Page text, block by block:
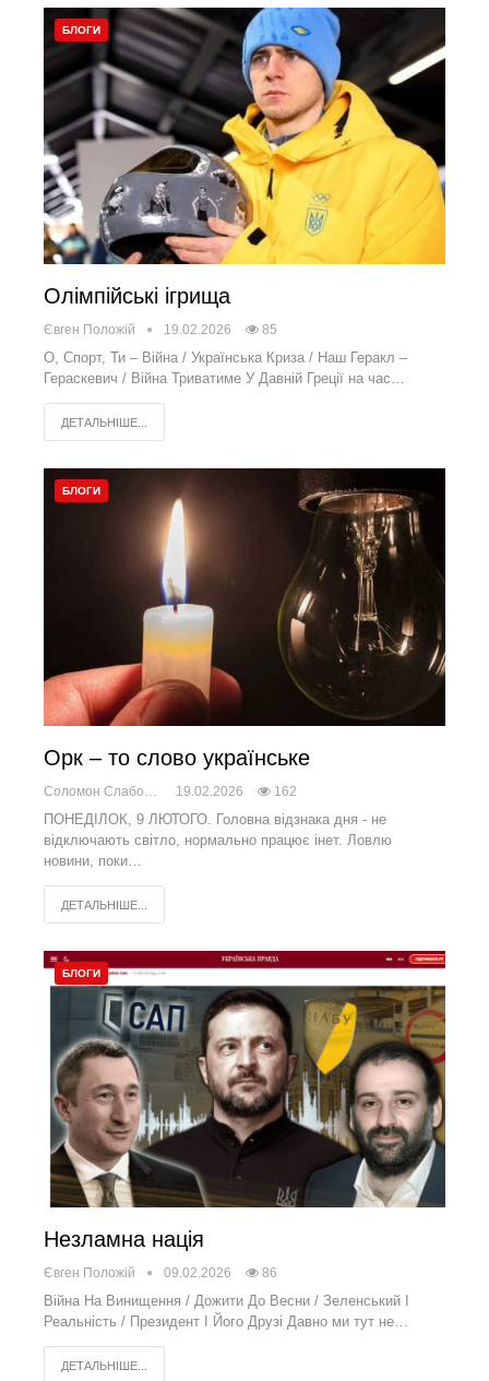
БЛОГИ
Олімпійські ігрища
Євген Положій 19.02.2026 85
О, Спорт, Ти – Війна / Українська Криза / Наш Геракл –
Гераскевич / Війна Триватиме У Давній Греції на час…
ДЕТАЛЬНІШЕ...
БЛОГИ
Орк – то слово українське
Соломон Слабоженський 19.02.2026 162
ПОНЕДІЛОК, 9 ЛЮТОГО. Головна відзнака дня - не
відключають світло, нормально працює інет. Ловлю
новини, поки…
ДЕТАЛЬНІШЕ...
БЛОГИ
Незламна нація
Євген Положій 09.02.2026 86
Війна На Винищення / Дожити До Весни / Зеленський І
Реальність / Президент І Його Друзі Давно ми тут не…
ДЕТАЛЬНІШЕ...